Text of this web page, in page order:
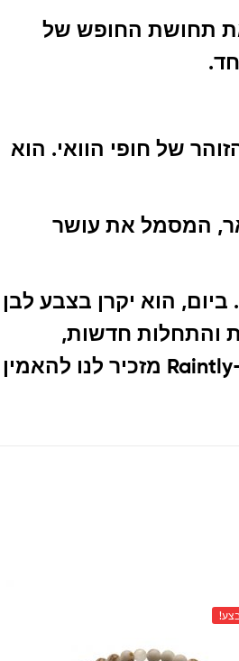
תחושת החופש של
של חופי הוואי. הוא
המסמל את עושר
הוא יקרן בצבע לבן
והתחלות חדשות,
שממחיש את הקשר בין האני האמיתי שלך לבין השאיפות הגדולות שלך. כל אדם נושא עימו חלומות וה-Raintly מזכיר לנו להאמין